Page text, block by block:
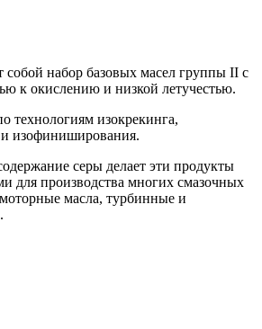
собой набор базовых масел группы II с
к окислению и низкой летучестью.
технологиям изокрекинга,
изофиниширования.
серы делает эти продукты
для производства многих смазочных
масла, турбинные и